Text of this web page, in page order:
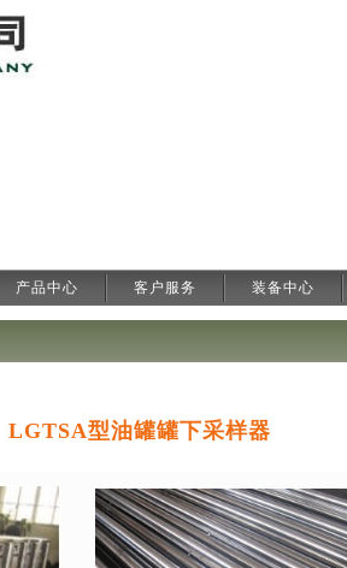
产品中心 客户服务 装备中心
LGTSA型油罐罐下采样器